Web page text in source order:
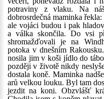
potraviny z vlaku. Na
dobrosrdečná maminka
ale vojáci budou i pak
a válka skončila. Do vsi
shromažďovali je na
potoka v dnešním
nosila jim v koši jídlo do
později v životě nikdy
dostala koně. Maminka
arů velkou louku. Byl tam
jezdit na koni. Obzvlášť